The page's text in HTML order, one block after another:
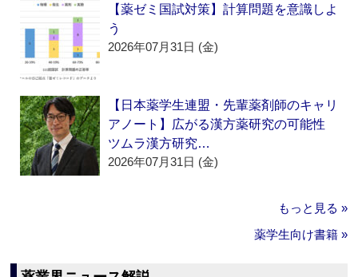
【薬ゼミ国試対策】計算問題を意識しよ
う
2026年07月31日 (金)
【日本薬学生連盟・先輩薬剤師のキャリ
アノート】広がる漢方薬研究の可能性
ツムラ漢方研究…
2026年07月31日 (金)
もっと見る »
薬学生向け書籍 »